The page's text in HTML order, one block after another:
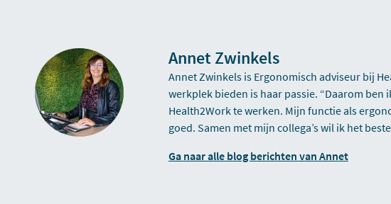
Annet Zwinkels
Annet Zwinkels is Ergonomisch adviseur bij
werkplek bieden is haar passie. “Daarom ben
Health2Work te werken. Mijn functie als
goed. Samen met mijn collega’s wil ik het
Ga naar alle blog berichten van Annet